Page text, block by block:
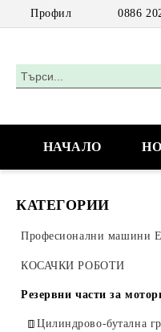
Профил 0886
НАЧАЛО
КАТЕГОРИИ
Професионални машини
Акумулаторни машини
Моторни триони
Моторни триони за
КОСАЧКИ РОБОТИ
Резервни части за
Цилиндрово-бутална